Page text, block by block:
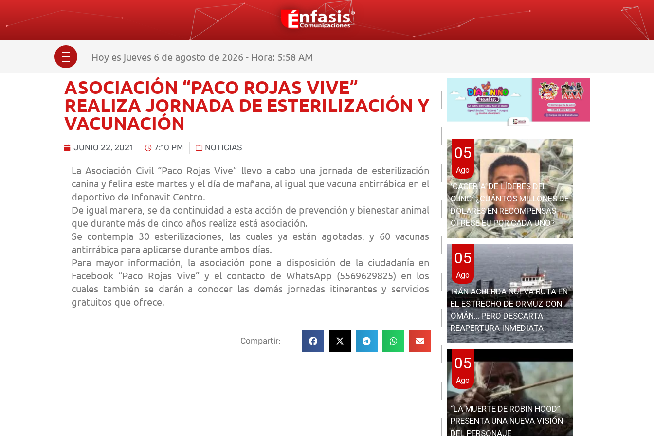
Hoy es jueves 6 de agosto de 2026 - Hora: 5:58 AM
ASOCIACIÓN “PACO ROJAS VIVE”
REALIZA JORNADA DE ESTERILIZACIÓN Y
VACUNACIÓN
JUNIO 22, 2021 7:10 PM NOTICIAS
La Asociación Civil “Paco Rojas Vive” llevo a cabo una jornada de esterilización
canina y felina este martes y el día de mañana, al igual que vacuna antirrábica en el
deportivo de Infonavit Centro.
De igual manera, se da continuidad a esta acción de prevención y bienestar animal
que durante más de cinco años realiza está asociación.
Se contempla 30 esterilizaciones, las cuales ya están agotadas, y 60 vacunas
antirrábica para aplicarse durante ambos días.
Para mayor información, la asociación pone a disposición de la ciudadanía en
Facebook “Paco Rojas Vive” y el contacto de WhatsApp (5569629825) en los
cuales también se darán a conocer las demás jornadas itinerantes y servicios
gratuitos que ofrece.
Compartir:
05
Ago
‘CACERÍA’ DE LÍDERES DEL
CJNG: ¿CUÁNTOS MILLONES DE
DÓLARES EN RECOMPENSAS
OFRECE EU POR CADA UNO?
05
Ago
IRÁN ACUERDA NUEVA RUTA EN
EL ESTRECHO DE ORMUZ CON
OMÁN… PERO DESCARTA
REAPERTURA INMEDIATA
05
Ago
“LA MUERTE DE ROBIN HOOD”
PRESENTA UNA NUEVA VISIÓN
DEL PERSONAJE